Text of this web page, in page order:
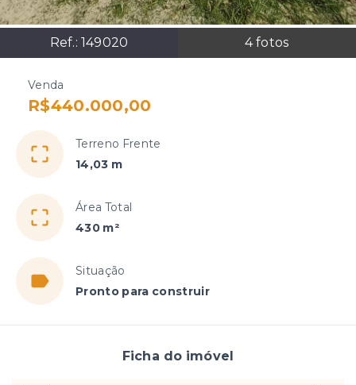
Ref.: 149020 4fotos
Venda
R$440.000,00
Terreno Frente
14,03 m
Área Total
430 m²
Situação
Pronto para construir
Ficha do imóvel